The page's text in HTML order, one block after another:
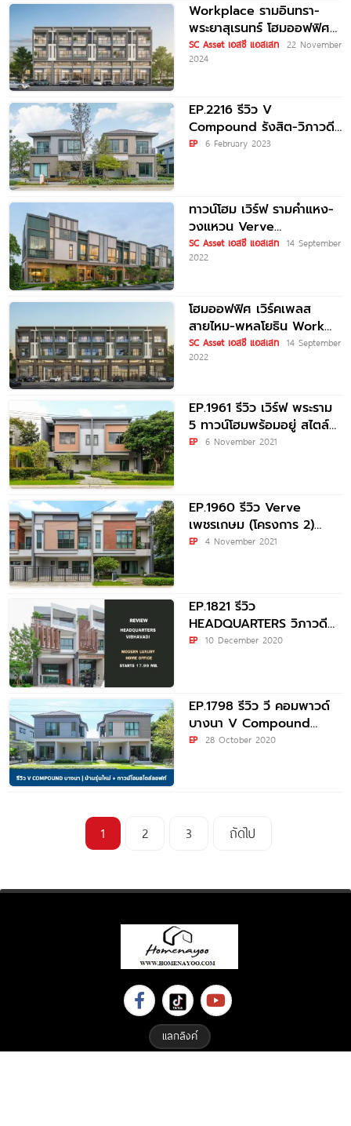
Workplace รามอินทรา-
พระยาสุเรนทร์ โฮมออฟฟิศ
หรู ใกล้รถไฟฟ้าสายสีชมพู
สถานีบางชัน และ Fashion
SC Asset เอสซี แอสเสท 22 November
2024
EP.2216 รีวิว V
Compound รังสิต-วิภาวดี
ทาวน์โฮมและบ้านแฝด
EP 6 February 2023
ทาวน์โฮม เวิร์ฟ รามคำแหง-
วงแหวน Verve
Ramkhamhaeng-
WongWaen เริ่ม 3.89
SC Asset เอสซี แอสเสท 14 September
2022
โฮมออฟฟิศ เวิร์คเพลส
สายไหม-พหลโยธิน Work
Place Saimai-
Phaholyothin เริ่ม 7.49
SC Asset เอสซี แอสเสท 14 September
2022
EP.1961 รีวิว เวิร์ฟ พระราม
5 ทาวน์โฮมพร้อมอยู่ สไตล์
Modern Loft ใกล้ทางด่วน
EP 6 November 2021
EP.1960 รีวิว Verve
เพชรเกษม (โครงการ 2)
ทาวน์โฮมพร้อมอยู่ New
EP 4 November 2021
EP.1821 รีวิว
HEADQUARTERS วิภาวดี
โฮมออฟฟิศสไตล์ Modern
EP 10 December 2020
EP.1798 รีวิว วี คอมพาวด์
บางนา V Compound
Bangna ราคาเริ่ม 2.39
EP 28 October 2020
1 2 3 ถัดไป
แลกลิงค์